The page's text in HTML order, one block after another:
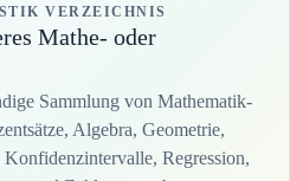
VERZEICHNIS
Mathe- oder
Sammlung von Mathematik-
Algebra, Geometrie,
Regression,